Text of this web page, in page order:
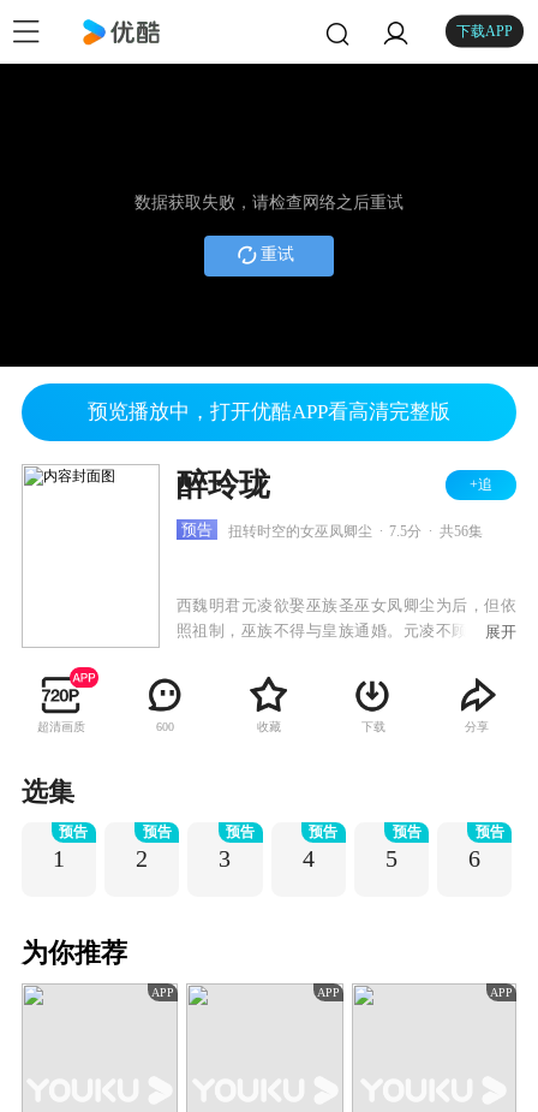
下载APP
数据获取失败，请检查网络之后重试
重试
预览播放中，打开优酷APP看高清完整版
醉玲珑 +追
预告 扭转时空的女巫凤卿尘 7.5分 共56集
西魏明君元凌欲娶巫族圣巫女凤卿尘为后，但依
照祖制，巫族不得与皇族通婚。元凌不顾天下人
被巫族驱逐，七皇子元湛发动兵变。眼见元凌因
为自己而被逼至生死边缘，凤卿尘发动巫族禁术
九转玲珑阵，打破现实重构了一个新的世界。来
们再度相遇，凤卿尘却不得不隐藏自己对元凌的
深情，暗中守护并辅助元凌。相守相知却不敢相
展开
超清画质 600 收藏 下载 分享
选集
1
预告
2
预告
3
预告
4
预告
5
预告
6
预告
为你推荐
APP APP APP